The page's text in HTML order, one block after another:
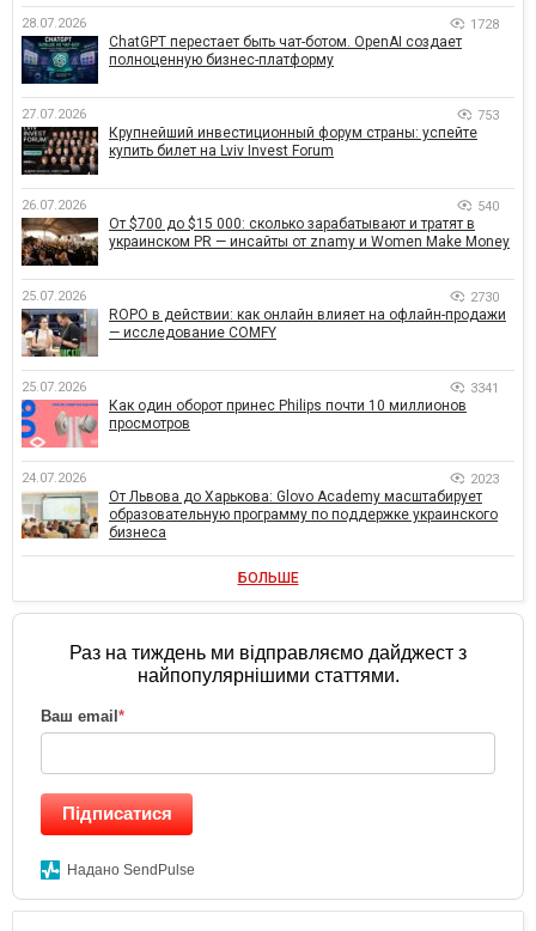
28.07.2026 1728
ChatGPT перестает быть чат-ботом. OpenAI создает
полноценную бизнес-платформу
27.07.2026 753
Крупнейший инвестиционный форум страны: успейте
купить билет на Lviv Invest Forum
26.07.2026 540
От $700 до $15 000: сколько зарабатывают и тратят в
украинском PR — инсайты от znamy и Women Make Money
25.07.2026 2730
ROPO в действии: как онлайн влияет на офлайн-продажи
— исследование COMFY
25.07.2026 3341
Как один оборот принес Philips почти 10 миллионов
просмотров
24.07.2026 2023
От Львова до Харькова: Glovo Academy масштабирует
образовательную программу по поддержке украинского
бизнеса
БОЛЬШЕ
Раз на тиждень ми відправляємо дайджест з
найпопулярнішими статтями.
Ваш email *
Підписатися
Надано SendPulse